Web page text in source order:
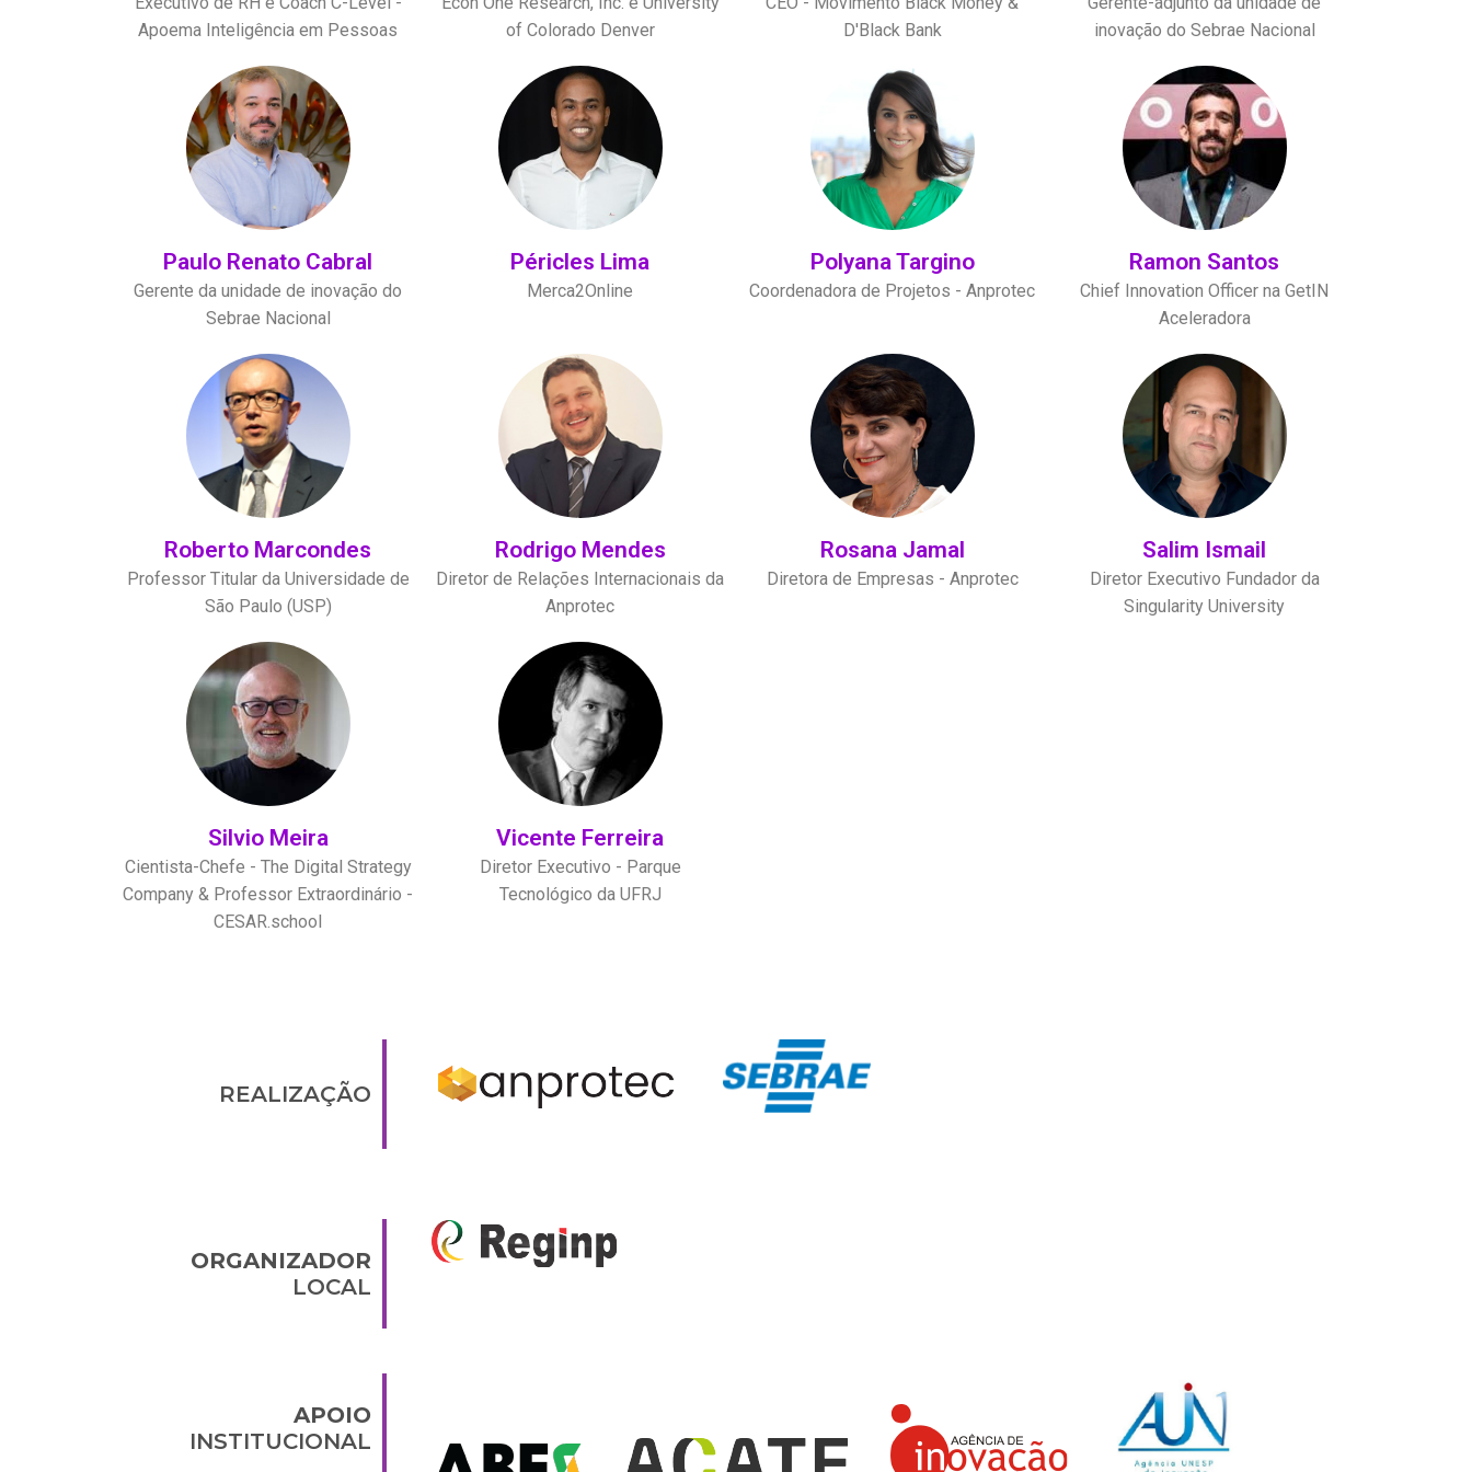
Apoema Inteligência em Pessoas
of Colorado Denver
D'Black Bank
inovação do Sebrae Nacional
Paulo Renato Cabral
Gerente da unidade de inovação do
Sebrae Nacional
Péricles Lima
Merca2Online
Polyana Targino
Coordenadora de Projetos - Anprotec
Ramon Santos
Chief Innovation Officer na GetIN
Aceleradora
Roberto Marcondes
Professor Titular da Universidade de
São Paulo (USP)
Rodrigo Mendes
Diretor de Relações Internacionais da
Anprotec
Rosana Jamal
Diretora de Empresas - Anprotec
Salim Ismail
Diretor Executivo Fundador da
Singularity University
Silvio Meira
Cientista-Chefe - The Digital Strategy
Company & Professor Extraordinário -
CESAR.school
Vicente Ferreira
Diretor Executivo - Parque
Tecnológico da UFRJ
REALIZAÇÃO
ORGANIZADOR
LOCAL
APOIO
INSTITUCIONAL